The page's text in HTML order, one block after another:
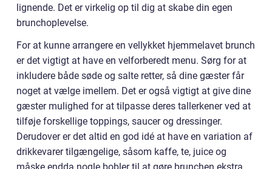
lignende. Det er virkelig op til dig at skabe din egen
brunchoplevelse.
For at kunne arrangere en vellykket hjemmelavet brunch
er det vigtigt at have en velforberedt menu. Sørg for at
inkludere både søde og salte retter, så dine gæster får
noget at vælge imellem. Det er også vigtigt at give dine
gæster mulighed for at tilpasse deres tallerkener ved at
tilføje forskellige toppings, saucer og dressinger.
Derudover er det altid en god idé at have en variation af
drikkevarer tilgængelige, såsom kaffe, te, juice og